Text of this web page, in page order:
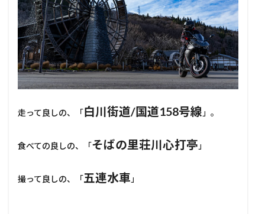
走って良しの、「白川街道/国道158号線 」。
食べての良しの、「そばの里荘川心打亭 」
撮って良しの、「五連水車 」